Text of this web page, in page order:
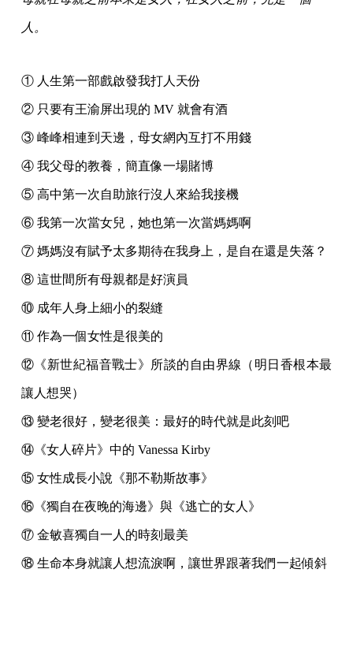
人。
① 人生第一部戲啟發我打人天份
② 只要有王渝屏出現的 MV 就會有酒
③ 峰峰相連到天邊，母女網內互打不用錢
④ 我父母的教養，簡直像一場賭博
⑤ 高中第一次自助旅行沒人來給我接機
⑥ 我第一次當女兒，她也第一次當媽媽啊
⑦ 媽媽沒有賦予太多期待在我身上，是自在還是失落？
⑧ 這世間所有母親都是好演員
⑩ 成年人身上細小的裂縫
⑪ 作為一個女性是很美的
⑫《新世紀福音戰士》所談的自由界線（明日香根本最
讓人想哭）
⑬ 變老很好，變老很美：最好的時代就是此刻吧
⑭《女人碎片》中的 Vanessa Kirby
⑮ 女性成長小說《那不勒斯故事》
⑯《獨自在夜晚的海邊》與《逃亡的女人》
⑰ 金敏喜獨自一人的時刻最美
⑱ 生命本身就讓人想流淚啊，讓世界跟著我們一起傾斜